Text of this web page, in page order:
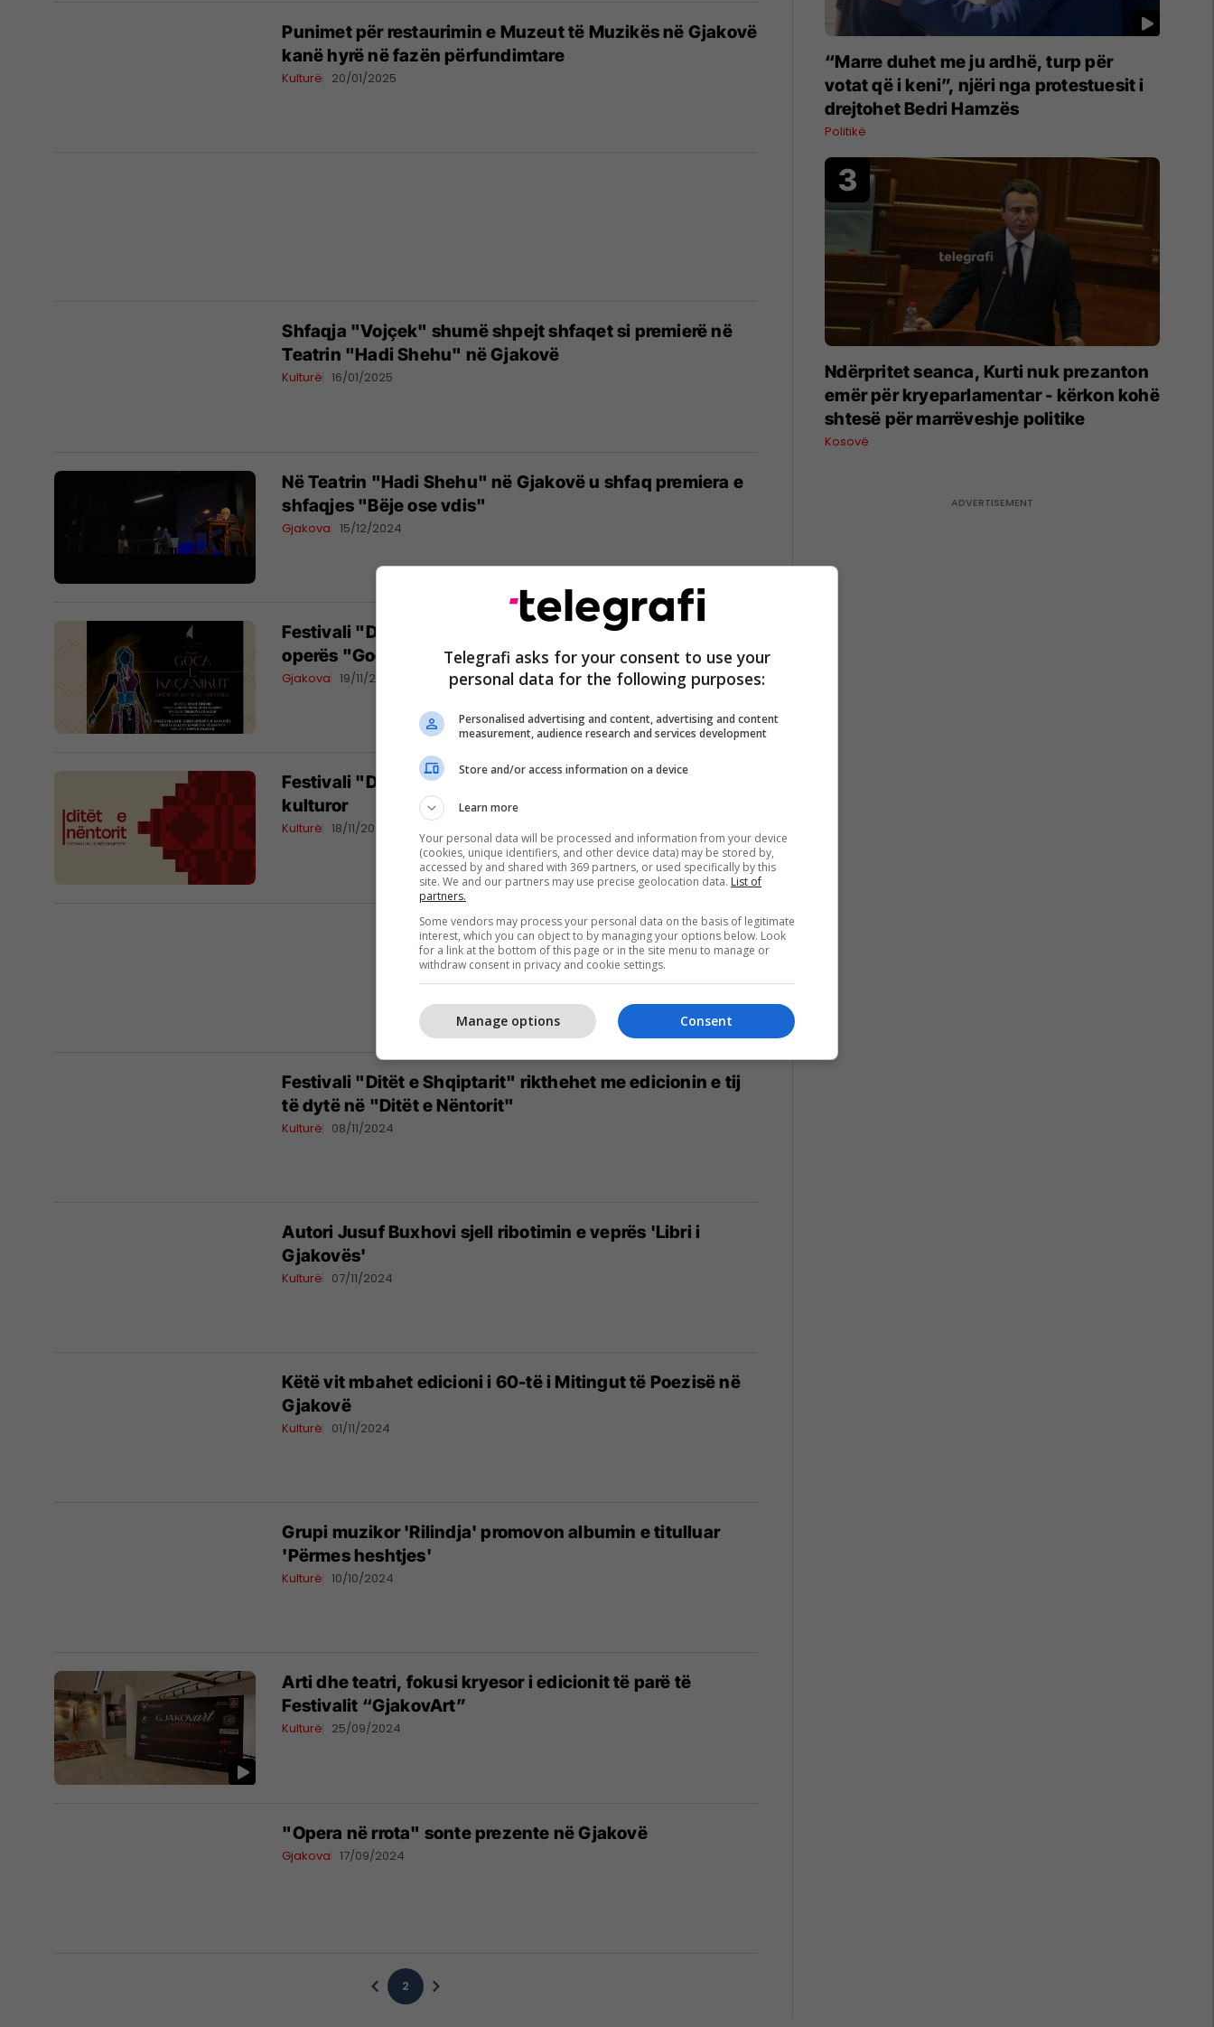
Punimet për restaurimin e Muzeut të Muzikës në Gjakovë
kanë hyrë në fazën përfundimtare
Kulturë 20/01/2025
Shfaqja "Vojçek" shumë shpejt shfaqet si premierë në
Teatrin "Hadi Shehu" në Gjakovë
Kulturë 16/01/2025
Në Teatrin "Hadi Shehu" në Gjakovë u shfaq premiera e
shfaqjes "Bëje ose vdis"
Gjakova 15/12/2024
Festivali "Ditët e nëntorit" hapet sonte me shfaqjen e
operës "Goca e Kaçanikut"
Gjakova 19/11/2024
Festivali "Ditët e nëntorit" vjen me një program të pasur
kulturor
Kulturë 18/11/2024
Festivali "Ditët e Shqiptarit" rikthehet me edicionin e tij
të dytë në "Ditët e Nëntorit"
Kulturë 08/11/2024
Autori Jusuf Buxhovi sjell ribotimin e veprës 'Libri i
Gjakovës'
Kulturë 07/11/2024
Këtë vit mbahet edicioni i 60-të i Mitingut të Poezisë në
Gjakovë
Kulturë 01/11/2024
Grupi muzikor 'Rilindja' promovon albumin e titulluar
'Përmes heshtjes'
Kulturë 10/10/2024
Arti dhe teatri, fokusi kryesor i edicionit të parë të
Festivalit “GjakovArt”
Kulturë 25/09/2024
"Opera në rrota" sonte prezente në Gjakovë
Gjakova 17/09/2024
2
“Marre duhet me ju ardhë, turp për
votat që i keni”, njëri nga protestuesit i
drejtohet Bedri Hamzës
Politikë
Ndërpritet seanca, Kurti nuk prezanton
emër për kryeparlamentar - kërkon kohë
shtesë për marrëveshje politike
Kosovë
Telegrafi asks for your consent to use your
personal data for the following purposes:
Personalised advertising and content, advertising and content
measurement, audience research and services development
Store and/or access information on a device
Learn more
Your personal data will be processed and information from your device
(cookies, unique identifiers, and other device data) may be stored by,
accessed by and shared with 369 partners, or used specifically by this
site. We and our partners may use precise geolocation data. List of
partners.
Some vendors may process your personal data on the basis of legitimate
interest, which you can object to by managing your options below. Look
for a link at the bottom of this page or in the site menu to manage or
withdraw consent in privacy and cookie settings.
Consent
Manage options